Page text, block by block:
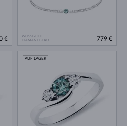
€
WEISSGOLD
DIAMANT BLAU
779 €
AUF LAGER